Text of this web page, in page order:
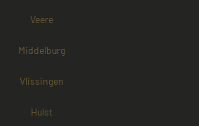
Veere
Middelburg
Vlissingen
Hulst